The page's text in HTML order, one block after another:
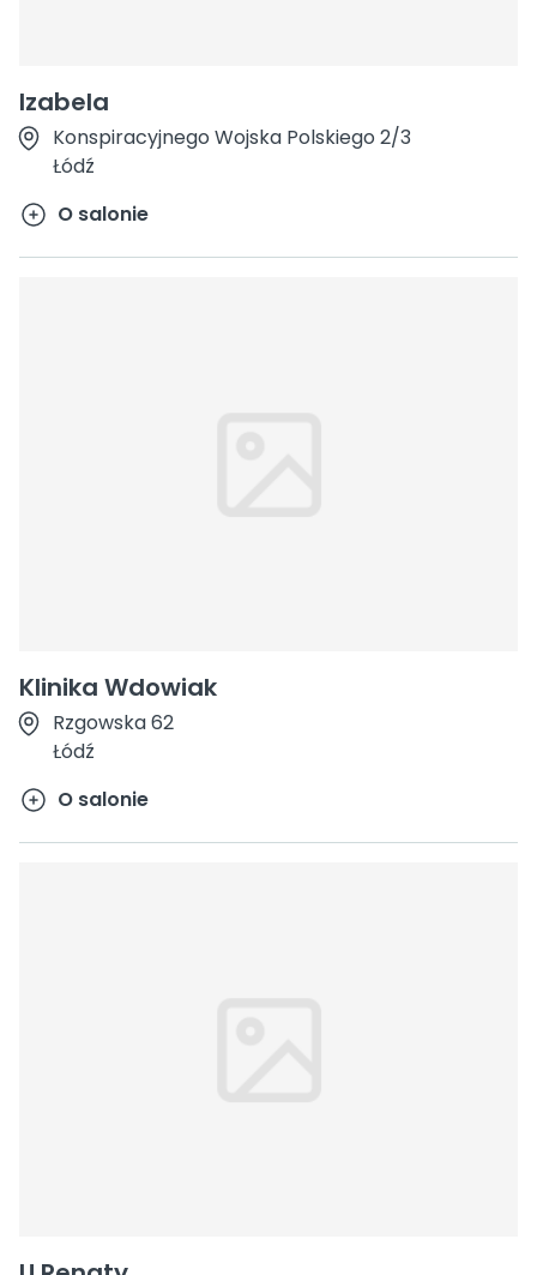
Izabela
Konspiracyjnego Wojska Polskiego 2/3
Łódź
O salonie
Klinika Wdowiak
Rzgowska 62
Łódź
O salonie